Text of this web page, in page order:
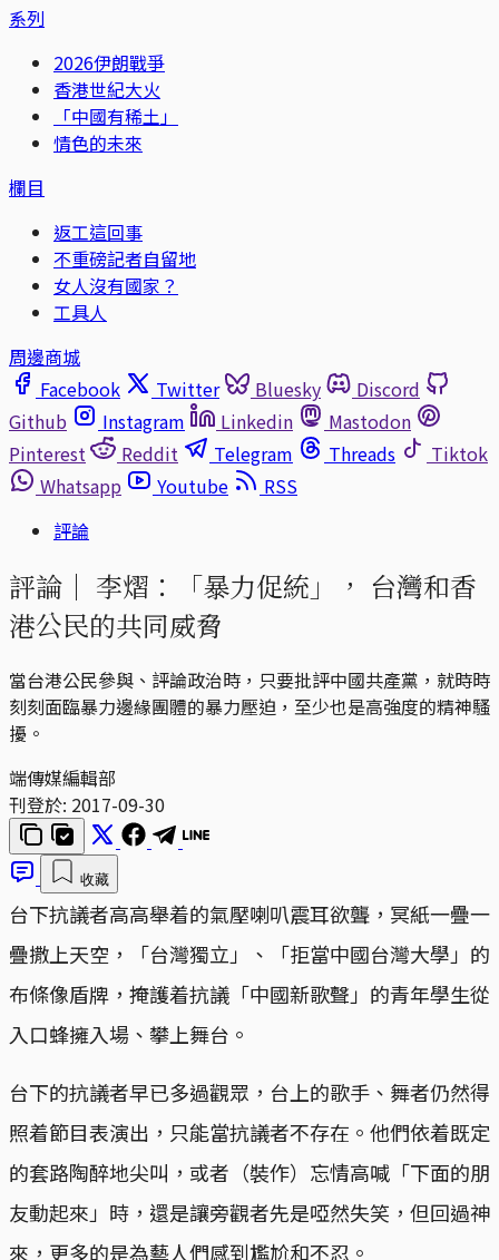
系列
2026伊朗戰爭
香港世紀大火
「中國有稀土」
情色的未來
欄目
返工這回事
不重磅記者自留地
女人沒有國家？
工具人
周邊商城
Facebook
Twitter Bluesky
Discord
Github
Instagram Linkedin
Mastodon
Pinterest
Reddit Telegram Threads
Tiktok
Whatsapp
Youtube
RSS
評論
評論｜ 李熠：「暴力促統」， 台灣和香
港公民的共同威脅
當台港公民參與、評論政治時，只要批評中國共產黨，就時時
刻刻面臨暴力邊緣團體的暴力壓迫，至少也是高強度的精神騷
擾。
端傳媒編輯部
刊登於: 2017-09-30
收藏
台下抗議者高高舉着的氣壓喇叭震耳欲聾，冥紙一疊一
疊撒上天空，「台灣獨立」、「拒當中國台灣大學」的
布條像盾牌，掩護着抗議「中國新歌聲」的青年學生從
入口蜂擁入場、攀上舞台。
台下的抗議者早已多過觀眾，台上的歌手、舞者仍然得
照着節目表演出，只能當抗議者不存在。他們依着既定
的套路陶醉地尖叫，或者（裝作）忘情高喊「下面的朋
友動起來」時，還是讓旁觀者先是啞然失笑，但回過神
來，更多的是為藝人們感到尷尬和不忍。